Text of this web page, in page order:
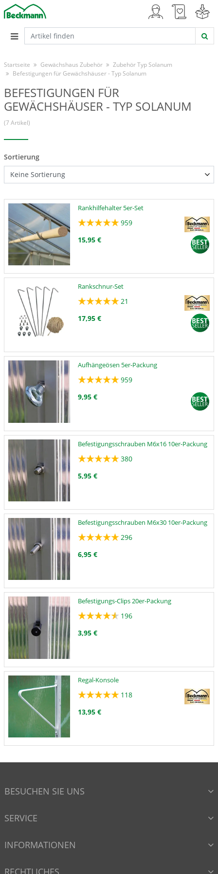
Startseite Gewächshaus Zubehör
Zubehör Typ Solanum
Befestigungen für Gewächshäuser - Typ Solanum
BEFESTIGUNGEN FÜR
GEWÄCHSHÄUSER - TYP SOLANUM
(7 Artikel)
Sortierung
Rankhilfehalter 5er-Set
959
15,95 €
Rankschnur-Set
21
17,95 €
Aufhängeösen 5er-Packung
959
9,95 €
Befestigungsschrauben M6x16 10er-Packung
380
5,95 €
Befestigungsschrauben M6x30 10er-Packung
296
6,95 €
Befestigungs-Clips 20er-Packung
196
3,95 €
Regal-Konsole
118
13,95 €
BESUCHEN SIE UNS
SERVICE
INFORMATIONEN
RECHTLICHES